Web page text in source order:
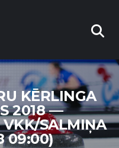
KĒRLINGA
2018 —
SALMIŅA
09:00)